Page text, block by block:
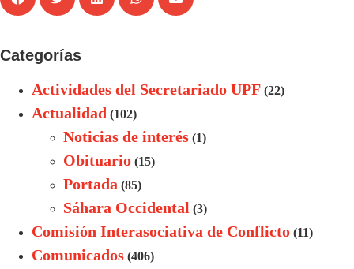
Categorías
Actividades del Secretariado UPF (22)
Actualidad (102)
Noticias de interés (1)
Obituario (15)
Portada (85)
Sáhara Occidental (3)
Comisión Interasociativa de Conflicto (11)
Comunicados (406)